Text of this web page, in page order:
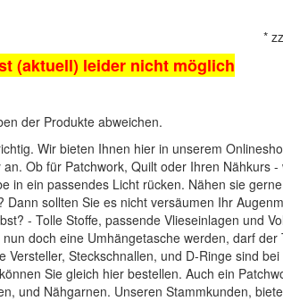
*
(aktuell) leider nicht möglich
der Produkte abweichen.
Wir bieten Ihnen hier in unserem
Ob für Patchwork, Quilt oder Ihren Nähkurs
in ein passendes Licht rücken. Nähen sie
sollten Sie es nicht versäumen Ihr
- Tolle Stoffe, passende Vlieseinlagen und
doch eine Umhängetasche werden, darf der
Versteller, Steckschnallen, und D-Ringe sind bei
können Sie gleich hier bestellen. Auch ein
, und Nähgarnen. Unseren Stammkunden,